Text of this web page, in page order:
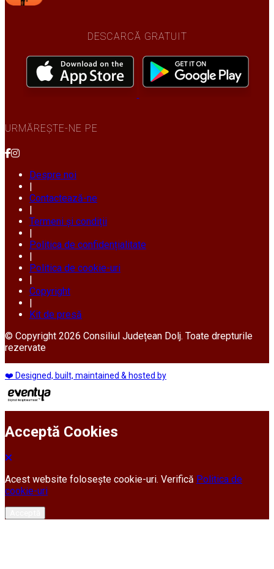
DESCARCĂ GRATUIT
URMĂREȘTE-NE PE
Despre noi
|
Contactează-ne
|
Termeni și condiții
|
Politica de confidențialitate
|
Politica de cookie-uri
|
Copyright
|
Kit de presă
© Copyright 2026 Consiliul Județean Dolj. Toate drepturile
rezervate
❤️ Designed, built, maintained & hosted by
Acceptă Cookies
Acest website folosește cookie-uri. Verifică Politica de
cookie-uri